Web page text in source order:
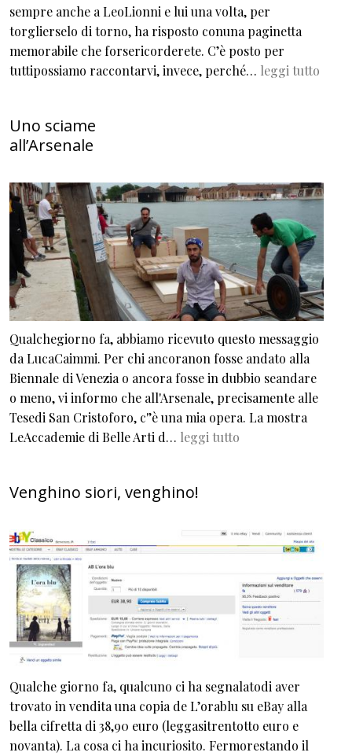
sempre anche a LeoLionni e lui una volta, per
torglierselo di torno, ha risposto conuna paginetta
memorabile che forsericorderete. C’è posto per
tuttipossiamo raccontarvi, invece, perché… leggi tutto
Uno sciame
all’Arsenale
Qualchegiorno fa, abbiamo ricevuto questo messaggio
da LucaCaimmi. Per chi ancoranon fosse andato alla
Biennale di Venezia o ancora fosse in dubbio seandare
o meno, vi informo che all'Arsenale, precisamente alle
Tesedi San Cristoforo, c'’è una mia opera. La mostra
LeAccademie di Belle Arti d… leggi tutto
Venghino siori, venghino!
Qualche giorno fa, qualcuno ci ha segnalatodi aver
trovato in vendita una copia de L’orablu su eBay alla
bella cifretta di 38,90 euro (leggasitrentotto euro e
novanta). La cosa ci ha incuriosito. Fermorestando il